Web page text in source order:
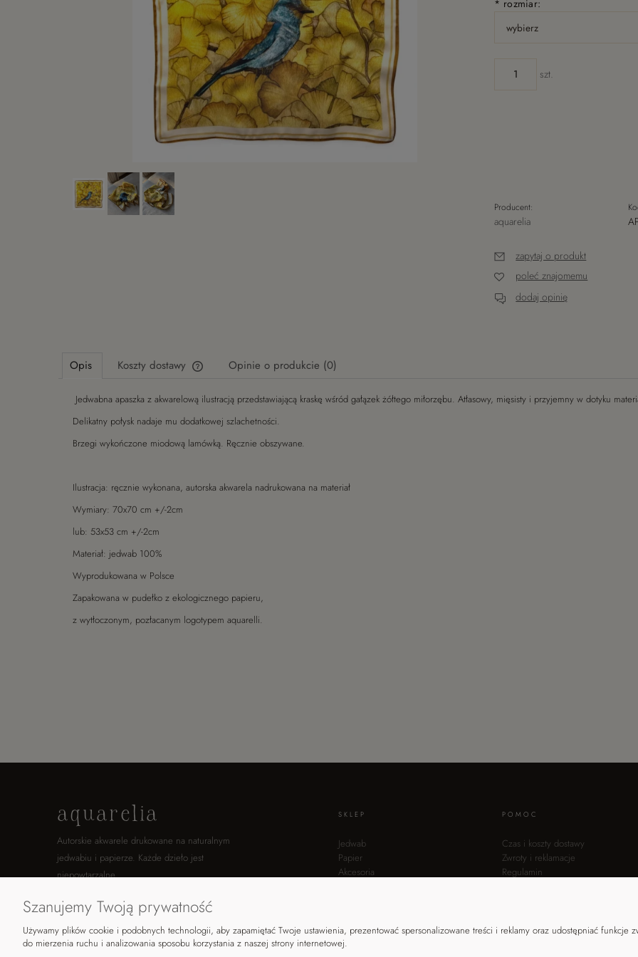
* rozmiar:
szt.
Producent:
aquarelia
zapytaj o produkt
poleć znajomemu
dodaj opinię
Opis Koszty dostawy
Cena nie zawiera ewentualnych kosztów
płatności
Opinie o produkcie (0)
Jedwabna apaszka z akwarelową ilustracją przedstawiającą kraskę wśród gałązek żółtego miłorzębu. Atłasowy, mięsisty i przyjemny w dotyku
Delikatny połysk nadaje mu dodatkowej szlachetności.
Brzegi wykończone miodową lamówką. Ręcznie obszywane.
Ilustracja: ręcznie wykonana, autorska akwarela nadrukowana na materiał
Wymiary: 70x70 cm +/-2cm
lub: 53x53 cm +/-2cm
Materiał: jedwab 100%
Wyprodukowana w Polsce
Zapakowana w pudełko z ekologicznego papieru,
z wytłoczonym, pozłacanym logotypem aquarelli.
aquarelia
Autorskie akwarele drukowane na naturalnym
jedwabiu i papierze. Każde dzieło jest
niepowtarzalne.
SKLEP
Jedwab
Papier
Akcesoria
POMOC
Czas i koszty dostawy
Zwroty i reklamacje
Regulamin
Szanujemy Twoją prywatność
Używamy plików cookie i podobnych technologii, aby zapamiętać Twoje ustawienia, prezentować spersonalizowane treści i reklamy oraz udostępniać funkcje
do mierzenia ruchu i analizowania sposobu korzystania z naszej strony internetowej.